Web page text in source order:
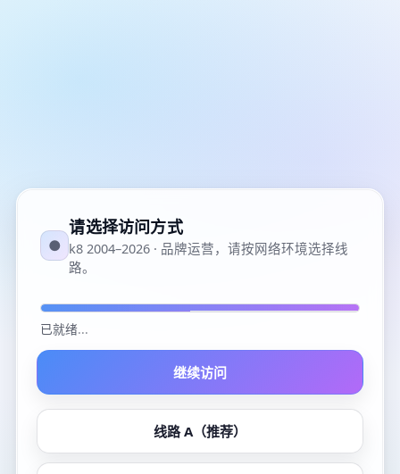
●
请选择访问方式
k8 2004–2026 · 品牌运营，请按网络环境选择线
路。
已就绪...
继续访问
线路 A（推荐）